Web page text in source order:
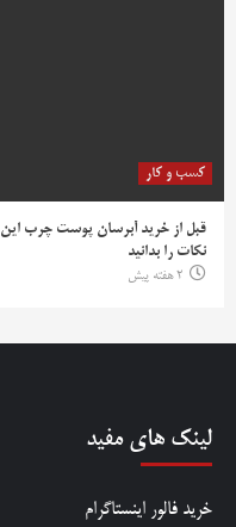
کسب و کار
قبل از خرید آبرسان پوست چرب این
نکات را بدانید
2 هفته پیش
لینک های مفید
خرید فالور اینستاگرام